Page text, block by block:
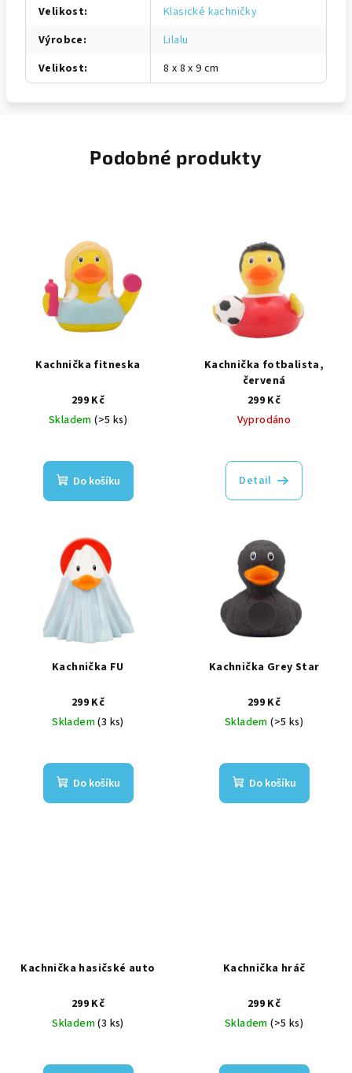
Velikost:
Klasické kachničky
Výrobce:
Lilalu
Velikost: 8 x 8 x 9 cm
Podobné produkty
Kachnička fitneska
299 Kč
Skladem(>5 ks)
Do košíku
Kachnička fotbalista,
červená
299 Kč
Vyprodáno
Detail
Kachnička FU
299 Kč
Skladem(3 ks)
Do košíku
Kachnička Grey Star
299 Kč
Skladem(>5 ks)
Do košíku
Kachnička hasičské auto
299 Kč
Skladem(3 ks)
Kachnička hráč
299 Kč
Skladem(>5 ks)